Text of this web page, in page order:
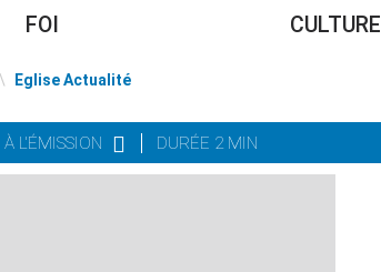
FOI CULTURE
\ Eglise Actualité
L'ÉMISSION DURÉE 2 MIN